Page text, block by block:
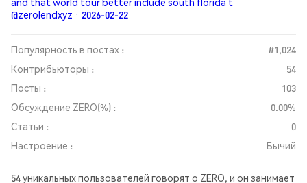
@zerolendxyz · 2026-02-22
Популярность в постах :
#1,024
Контрибьюторы :
54
Посты :
103
Обсуждение ZERO(%) :
0.00%
Статьи :
0
Настроение :
Бычий
54 уникальных пользователей говорят о ZERO, и он занимает